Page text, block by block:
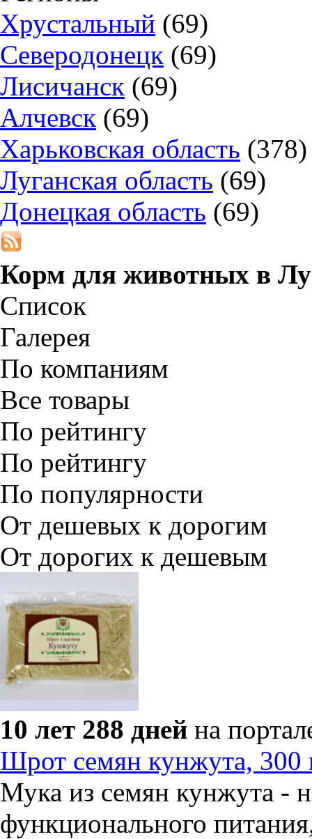
Хрустальный (69)
Северодонецк (69)
Лисичанск (69)
Алчевск (69)
Харьковская область (378)
Луганская область (69)
Донецкая область (69)
Корм для животных в
Список
Галерея
По компаниям
Все товары
По рейтингу
По рейтингу
По популярности
От дешевых к дорогим
От дорогих к дешевым
10 лет 288 дней на
Шрот семян кунжута, 300
Мука из семян кунжута -
функционального